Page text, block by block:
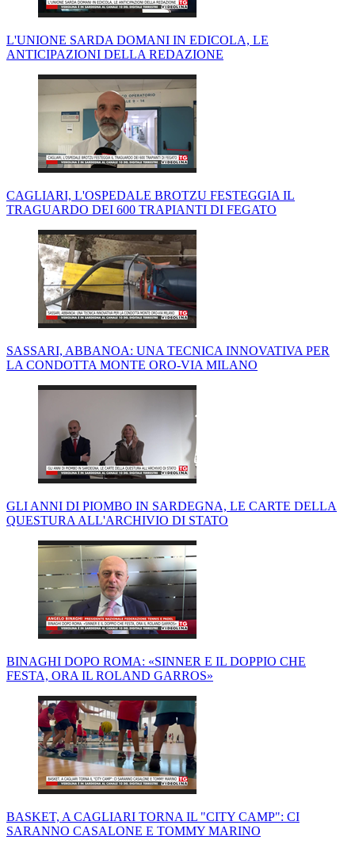
L'UNIONE SARDA DOMANI IN EDICOLA, LE
ANTICIPAZIONI DELLA REDAZIONE
CAGLIARI, L'OSPEDALE BROTZU FESTEGGIA IL
TRAGUARDO DEI 600 TRAPIANTI DI FEGATO
SASSARI, ABBANOA: UNA TECNICA INNOVATIVA PER
LA CONDOTTA MONTE ORO-VIA MILANO
GLI ANNI DI PIOMBO IN SARDEGNA, LE CARTE DELLA
QUESTURA ALL'ARCHIVIO DI STATO
BINAGHI DOPO ROMA: «SINNER E IL DOPPIO CHE
FESTA, ORA IL ROLAND GARROS»
BASKET, A CAGLIARI TORNA IL "CITY CAMP": CI
SARANNO CASALONE E TOMMY MARINO